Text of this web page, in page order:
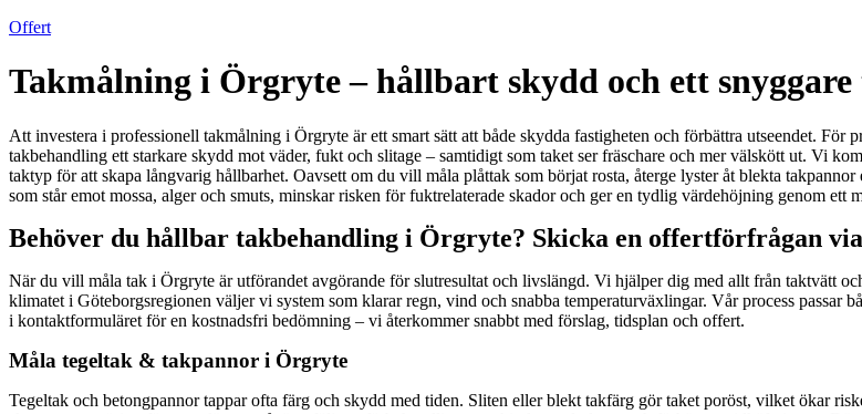
Offert
Takmålning i Örgryte – hållbart skydd och ett
Att investera i professionell takmålning i Örgryte är ett smart sätt att både skydda fastigheten och förbättra utseendet. För
takbehandling ett starkare skydd mot väder, fukt och slitage – samtidigt som taket ser fräschare och mer välskött ut. Vi
taktyp för att skapa långvarig hållbarhet. Oavsett om du vill måla plåttak som börjat rosta, återge lyster åt blekta
som står emot mossa, alger och smuts, minskar risken för fuktrelaterade skador och ger en tydlig värdehöjning genom ett
Behöver du hållbar takbehandling i Örgryte? Skicka en offertförfrågan
När du vill måla tak i Örgryte är utförandet avgörande för slutresultat och livslängd. Vi hjälper dig med allt från taktvätt
klimatet i Göteborgsregionen väljer vi system som klarar regn, vind och snabba temperaturväxlingar. Vår process
i kontaktformuläret för en kostnadsfri bedömning – vi återkommer snabbt med förslag, tidsplan och offert.
Måla tegeltak & takpannor i Örgryte
Tegeltak och betongpannor tappar ofta färg och skydd med tiden. Sliten eller blekt takfärg gör taket poröst, vilket ökar